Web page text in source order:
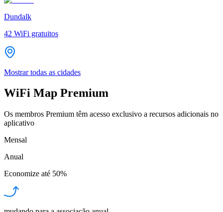
Dundalk
42 WiFi gratuitos
Mostrar todas as cidades
WiFi Map Premium
Os membros Premium têm acesso exclusivo a recursos adicionais no
aplicativo
Mensal
Anual
Economize até 50%